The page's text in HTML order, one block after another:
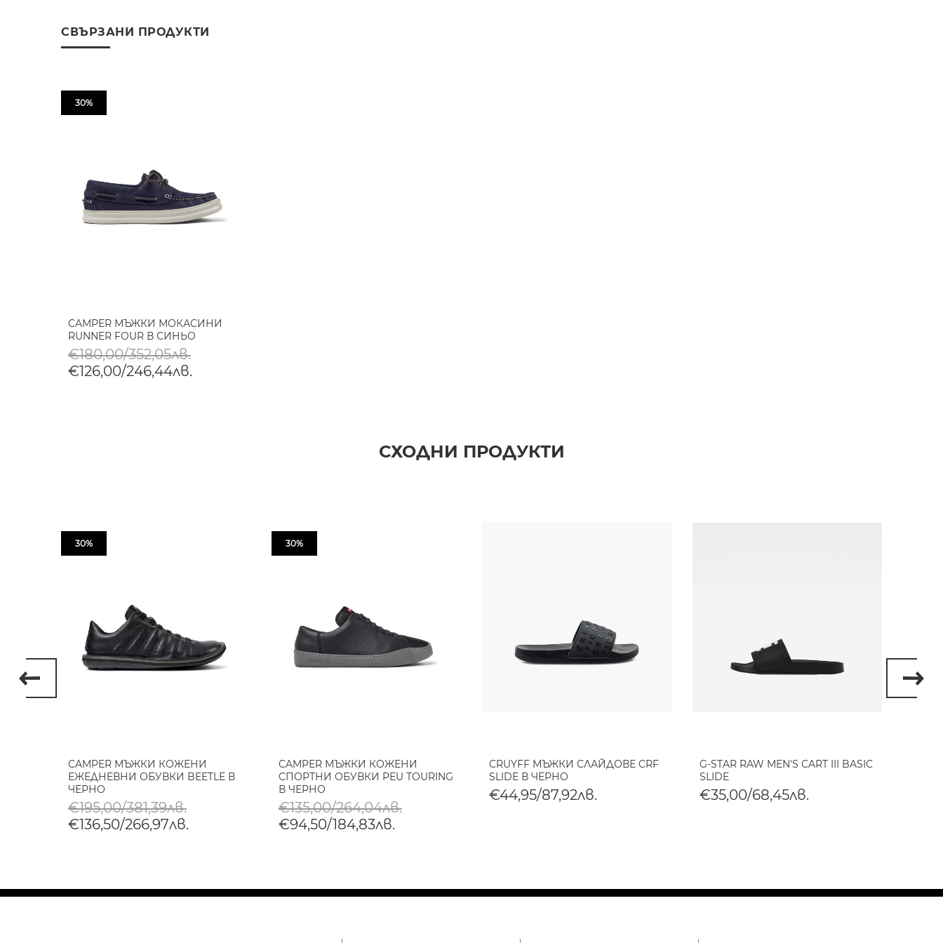
СВЪРЗАНИ ПРОДУКТИ
30%
CAMPER МЪЖКИ МОКАСИНИ
RUNNER FOUR В СИНЬО
€180,00/352,05лв.
€126,00/246,44лв.
СХОДНИ ПРОДУКТИ
30%
CAMPER МЪЖКИ КОЖЕНИ
ЕЖЕДНЕВНИ ОБУВКИ BEETLE В
ЧЕРНО
€195,00/381,39лв.
€136,50/266,97лв.
30%
CAMPER МЪЖКИ КОЖЕНИ
СПОРТНИ ОБУВКИ PEU TOURING
В ЧЕРНО
€135,00/264,04лв.
€94,50/184,83лв.
CRUYFF МЪЖКИ СЛАЙДОВЕ CRF
SLIDE В ЧЕРНО
€44,95/87,92лв.
G-STAR RAW MEN'S CART III BASIC
SLIDE
€35,00/68,45лв.